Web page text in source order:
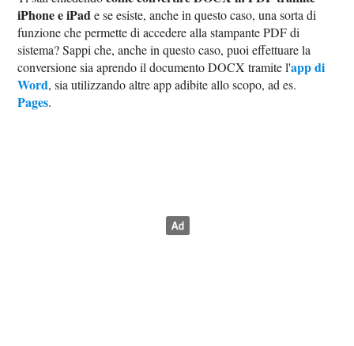
iPhone e iPade se esiste, anche in questo caso, una sorta di
funzione che permette di accedere alla stampante PDF di
sistema? Sappi che, anche in questo caso, puoi effettuare la
conversione sia aprendo il documento DOCX tramite l'app di
Word, sia utilizzando altre app adibite allo scopo, ad es.
Pages.